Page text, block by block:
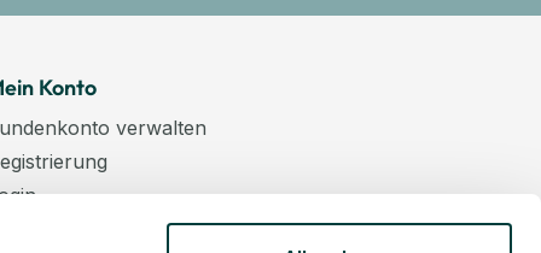
Konto
verwalten